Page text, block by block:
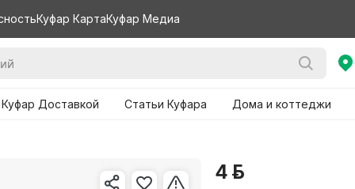
Куфар КартаКуфар Медиа
Доставкой Статьи Куфара Дома и коттеджи
4 р.